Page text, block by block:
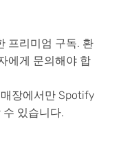
프리미엄 구독. 환
에게 문의해야 합
장에서만 Spotify
있습니다.